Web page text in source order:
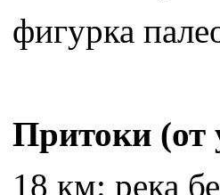
фигурка
Притоки (от
18 км: река